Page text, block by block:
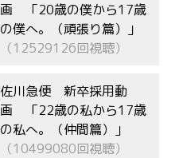
画 「20歳の僕から17歳
の僕へ。（頑張り篇）」
（12529126回視聴）
佐川急便 新卒採用動
画 「22歳の私から17歳
の私へ。（仲間篇）」
（10499080回視聴）